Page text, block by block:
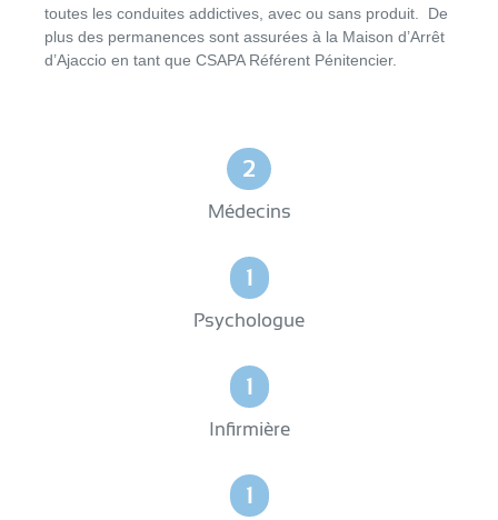
toutes les conduites addictives, avec ou sans produit. De
plus des permanences sont assurées à la Maison d’Arrêt
d’Ajaccio en tant que CSAPA Référent Pénitencier.
2
Médecins
1
Psychologue
1
Infirmière
1